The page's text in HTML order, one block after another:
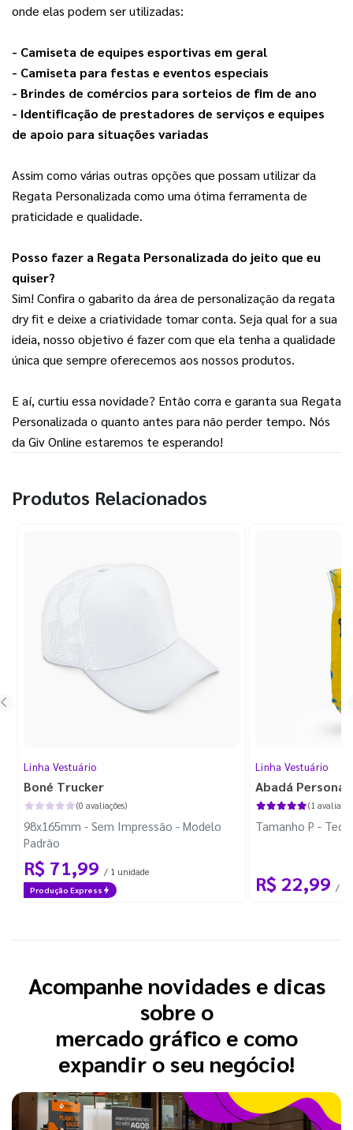
onde elas podem ser utilizadas:
- Camiseta de equipes esportivas em geral
- Camiseta para festas e eventos especiais
- Brindes de comércios para sorteios de fim de ano
- Identificação de prestadores de serviços e equipes
de apoio para situações variadas
Assim como várias outras opções que possam utilizar da
Regata Personalizada como uma ótima ferramenta de
praticidade e qualidade.
Posso fazer a Regata Personalizada do jeito que eu
quiser?
Sim! Confira o gabarito da área de personalização da regata
dry fit e deixe a criatividade tomar conta. Seja qual for a sua
ideia, nosso objetivo é fazer com que ela tenha a qualidade
única que sempre oferecemos aos nossos produtos.
E aí, curtiu essa novidade? Então corra e garanta sua Regata
Personalizada o quanto antes para não perder tempo. Nós
da Giv Online estaremos te esperando!
Produtos Relacionados
Linha Vestuário
Boné Trucker
(0 avaliações)
98x165mm - Sem Impressão - Modelo
Padrão
R$ 71,99 / 1 unidade
Produção Express
Linha Vestuário
Abadá
(1
Tamanho P -
R$ 22,99 / 1
Acompanhe novidades e dicas
sobre o
mercado gráfico e como
expandir o seu negócio!